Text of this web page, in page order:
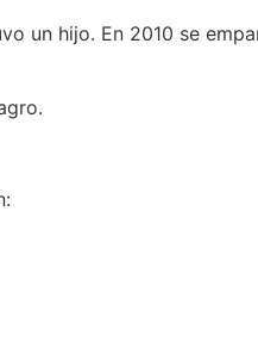
un hijo. En 2010 se